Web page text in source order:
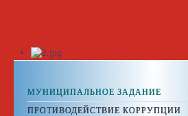
МУНИЦИПАЛЬНОЕ ЗАДАНИЕ
ПРОТИВОДЕЙСТВИЕ КОРРУПЦИИ